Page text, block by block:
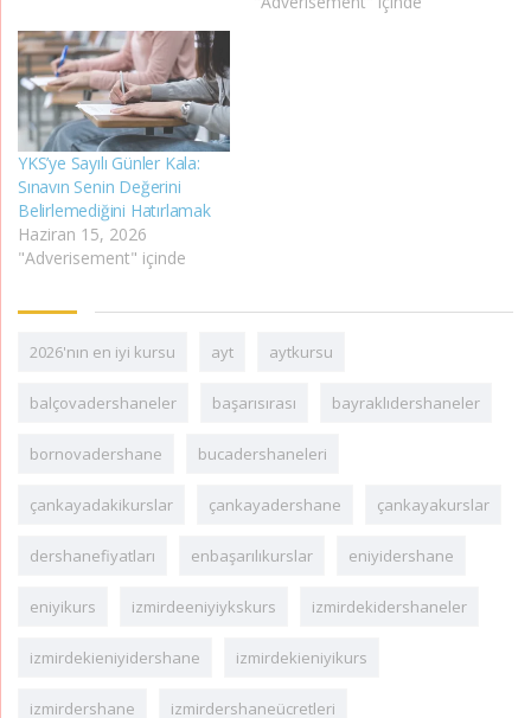
YKS’ye Sayılı Günler Kala:
Sınavın Senin Değerini
Belirlemediğini Hatırlamak
Haziran 15, 2026
"Adverisement" içinde
2026'nın en iyi kursu ayt aytkursu
balçovadershaneler başarısırası bayraklıdershaneler
bornovadershane bucadershaneleri
çankayadakikurslar çankayadershane çankayakurslar
dershanefiyatları enbaşarılıkurslar eniyidershane
eniyikurs izmirdeeniyiykskurs izmirdekidershaneler
izmirdekieniyidershane izmirdekieniyikurs
izmirdershane izmirdershaneücretleri